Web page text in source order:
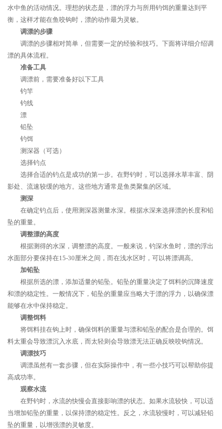
水中鱼的活动情况。理想的状态是，漂的浮力与所用钓饵的重量达到平
衡，这样才能在鱼咬钩时，漂的动作最为灵敏。
调漂的步骤
调漂的步骤相对简单，但需要一定的经验和技巧。下面将详细介绍调
漂的具体流程。
准备工具
调漂前，需要准备好以下工具
钓竿
钓线
漂
铅坠
钓饵
测深器（可选）
选择钓点
选择合适的钓点是成功的第一步。在野钓时，可以选择水草丰富、阴
影处、流速较缓的地方。这些地方通常是鱼类聚集的区域。
测深
在确定钓点后，使用测深器测量水深。根据水深来选择漂的长度和铅
坠的重量。
调整漂的高度
根据测得的水深，调整漂的高度。一般来说，钓深水鱼时，漂的浮出
水面部分要保持在15-30厘米之间，而在浅水区时，可以将漂调高。
加铅坠
根据所选的漂，添加适量的铅坠。铅坠的重量决定了饵料的沉降速度
和漂的稳定性。一般情况下，铅坠的重量应当略大于漂的浮力，以确保漂
能够在水中保持稳定。
调整饵料
将饵料挂在钩上时，确保饵料的重量与漂和铅坠的配合是合理的。饵
料太重会导致漂沉入水底，而太轻则会导致漂无法正确反映咬钩情况。
调漂技巧
调漂虽然有一套步骤，但在实际操作中，有一些小技巧可以帮助你提
高成功率。
观察水流
在野钓时，水流的快慢会直接影响漂的状态。如果水流较快，可以适
当增加铅坠的重量，以保持漂的稳定性。反之，水流较慢时，可以减轻铅
坠的重量，以增强漂的灵敏度。